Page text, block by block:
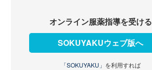
オンライン服薬指導を受ける
SOKUYAKUウェブ版へ
「SOKUYAKU」 を利用すれば